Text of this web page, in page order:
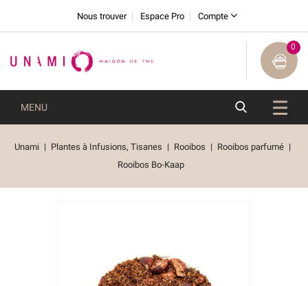
Nous trouver Espace Pro Compte
0
MENU
Unami Plantes à Infusions, Tisanes Rooibos
Rooibos parfumé
Rooibos Bo-Kaap